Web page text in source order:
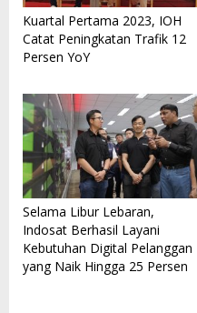
Kuartal Pertama 2023, IOH
Catat Peningkatan Trafik 12
Persen YoY
Selama Libur Lebaran,
Indosat Berhasil Layani
Kebutuhan Digital Pelanggan
yang Naik Hingga 25 Persen